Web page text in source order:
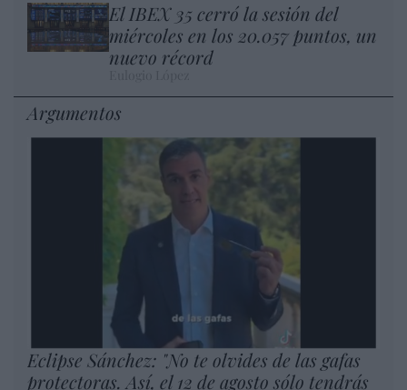
El IBEX 35 cerró la sesión del
miércoles en los 20.057 puntos, un
nuevo récord
Argumentos
Eclipse Sánchez: "No te olvides de las gafas
protectoras. Así, el 12 de agosto sólo tendrás